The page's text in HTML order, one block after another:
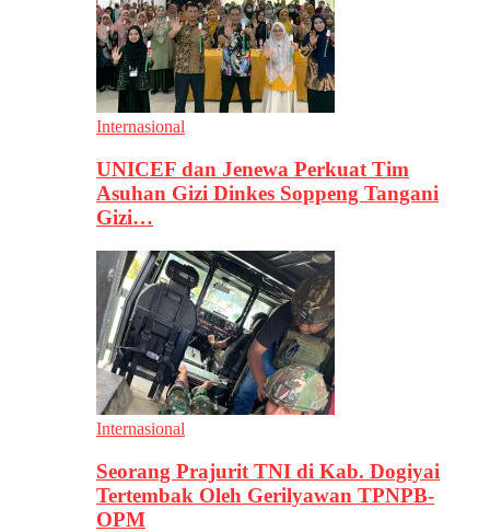
Internasional
UNICEF dan Jenewa Perkuat Tim
Asuhan Gizi Dinkes Soppeng Tangani
Gizi…
Internasional
Seorang Prajurit TNI di Kab. Dogiyai
Tertembak Oleh Gerilyawan TPNPB-
OPM